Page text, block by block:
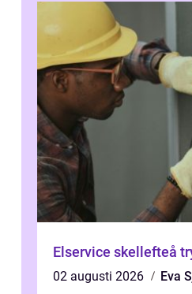
02 augusti 2026
Eva